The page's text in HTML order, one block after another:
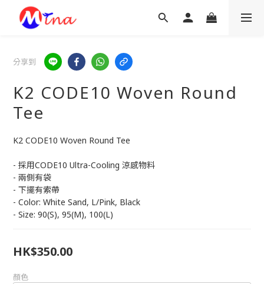
分享到
K2 CODE10 Woven Round
Tee
K2 CODE10 Woven Round Tee
- 採用CODE10 Ultra-Cooling 涼感物料
- 兩側有袋
- 下擺有索帶
- Color: White Sand, L/Pink, Black
- Size: 90(S), 95(M), 100(L)
HK$350.00
顏色